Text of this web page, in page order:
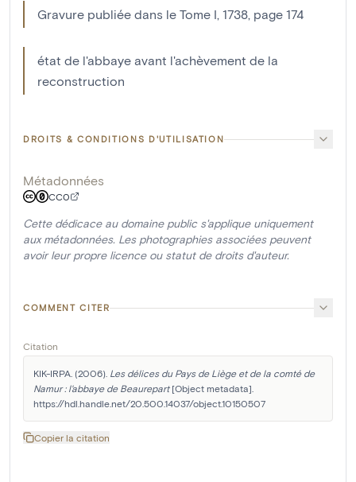
Gravure publiée dans le Tome I, 1738, page 174
état de l'abbaye avant l'achèvement de la
reconstruction
DROITS & CONDITIONS D'UTILISATION
Métadonnées
CC0
Cette dédicace au domaine public s'applique uniquement
aux métadonnées. Les photographies associées peuvent
avoir leur propre licence ou statut de droits d'auteur.
COMMENT CITER
Citation
KIK-IRPA. (2006). Les délices du Pays de Liège et de la comté de
Namur : l'abbaye de Beaurepart [Object metadata].
https://hdl.handle.net/20.500.14037/object.10150507
Copier la citation